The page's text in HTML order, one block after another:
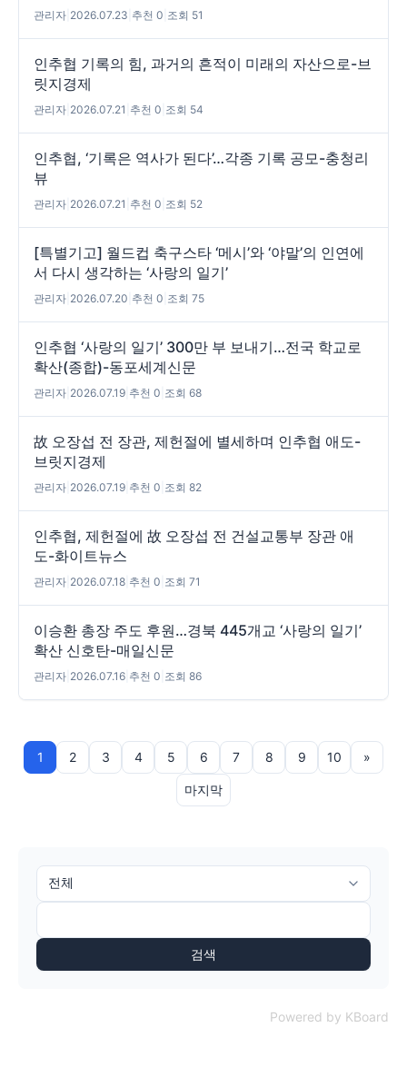
관리자 2026.07.23 추천 0 조회 51
인추협 기록의 힘, 과거의 흔적이 미래의 자산으로-브
릿지경제
관리자 2026.07.21 추천 0 조회 54
인추협, ‘기록은 역사가 된다’…각종 기록 공모-충청리
뷰
관리자 2026.07.21 추천 0 조회 52
[특별기고] 월드컵 축구스타 ‘메시’와 ‘야말’의 인연에
서 다시 생각하는 ‘사랑의 일기’
관리자 2026.07.20 추천 0 조회 75
인추협 ‘사랑의 일기’ 300만 부 보내기…전국 학교로
확산(종합)-동포세계신문
관리자 2026.07.19 추천 0 조회 68
故 오장섭 전 장관, 제헌절에 별세하며 인추협 애도-
브릿지경제
관리자 2026.07.19 추천 0 조회 82
인추협, 제헌절에 故 오장섭 전 건설교통부 장관 애
도-화이트뉴스
관리자 2026.07.18 추천 0 조회 71
이승환 총장 주도 후원…경북 445개교 ‘사랑의 일기’
확산 신호탄-매일신문
관리자 2026.07.16 추천 0 조회 86
1 2 3 4 5 6 7 8 9 10 »
마지막
검색
Powered by KBoard